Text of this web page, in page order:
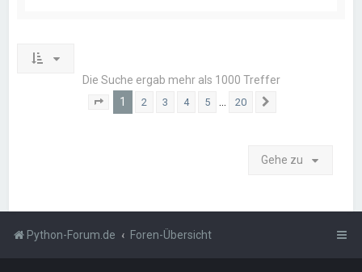
Die Suche ergab mehr als 1000 Treffer
Seite von 20
1 2 3 4 5 … 20
Gehe zu
Python-Forum.de Foren-Übersicht